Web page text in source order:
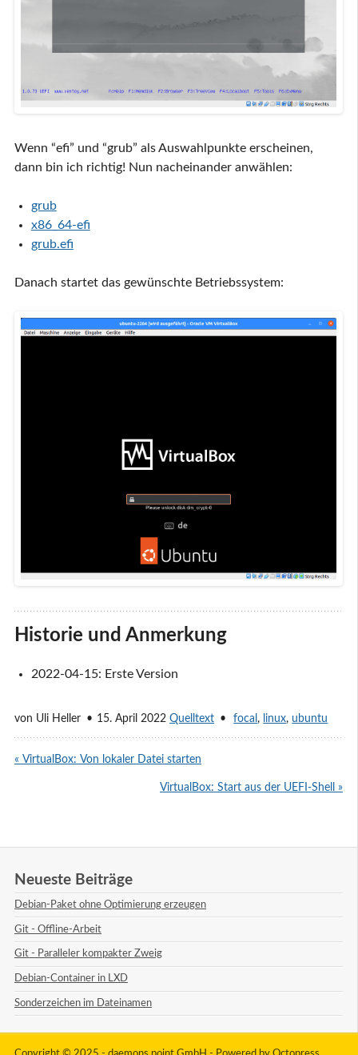
Wenn “efi” und “grub” als Auswahlpunkte erscheinen,
dann bin ich richtig! Nun nacheinander anwählen:
grub
x86_64-efi
grub.efi
Danach startet das gewünschte Betriebssystem:
Historie und Anmerkung
2022-04-15: Erste Version
von Uli Heller 15. April 2022 Quelltext focal, linux, ubuntu
« VirtualBox: Von lokaler Datei starten
VirtualBox: Start aus der UEFI-Shell »
Neueste Beiträge
Debian-Paket ohne Optimierung erzeugen
Git - Offline-Arbeit
Git - Paralleler kompakter Zweig
Debian-Container in LXD
Sonderzeichen im Dateinamen